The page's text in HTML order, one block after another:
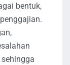
bentuk,